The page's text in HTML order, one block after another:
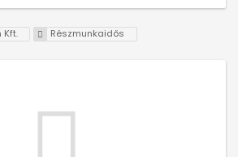
Kft. Részmunkaidős